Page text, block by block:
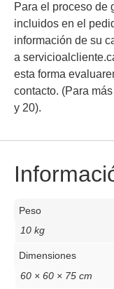
Para el proceso de
incluidos en el
información de su
a
esta forma
contacto. (Para
y 20).
Peso
10 kg
Dimensiones
60 × 60 × 75 cm